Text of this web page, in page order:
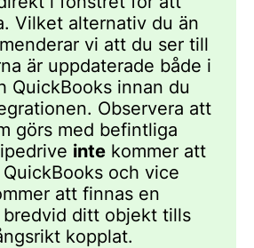
Vilket alternativ du än
vi att du ser till
är uppdaterade både i
QuickBooks innan du
Observera att
görs med befintliga
inte kommer att
och vice
att finnas en
ditt objekt tills
kopplat.